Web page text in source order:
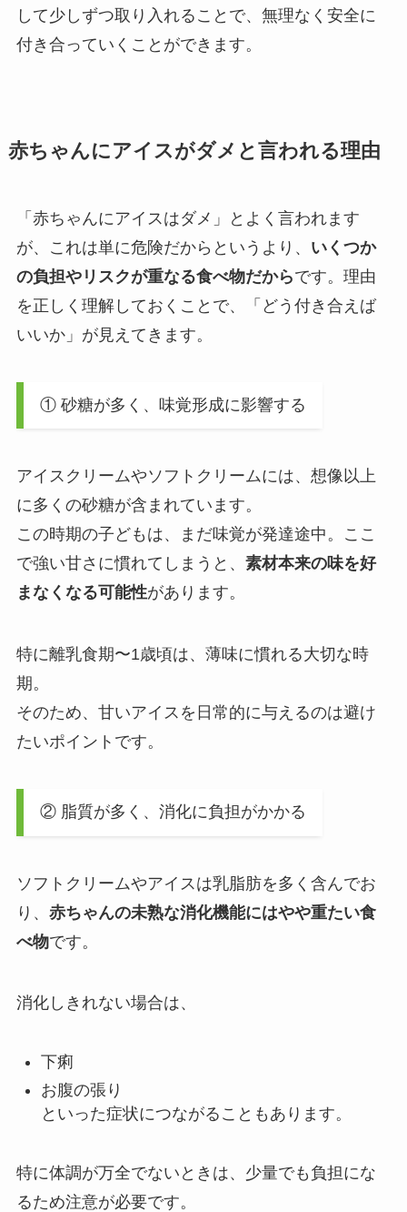
して少しずつ取り入れることで、無理なく安全に
付き合っていくことができます。
赤ちゃんにアイスがダメと言われる理由
「赤ちゃんにアイスはダメ」とよく言われます
が、これは単に危険だからというより、 いくつか
の負担やリスクが重なる食べ物だからです。理由
を正しく理解しておくことで、「どう付き合えば
いいか」が見えてきます。
① 砂糖が多く、味覚形成に影響する
アイスクリームやソフトクリームには、想像以上
に多くの砂糖が含まれています。
この時期の子どもは、まだ味覚が発達途中。ここ
で強い甘さに慣れてしまうと、 素材本来の味を好
まなくなる可能性があります。
特に離乳食期〜1歳頃は、薄味に慣れる大切な時
期。
そのため、甘いアイスを日常的に与えるのは避け
たいポイントです。
② 脂質が多く、消化に負担がかかる
ソフトクリームやアイスは乳脂肪を多く含んでお
り、 赤ちゃんの未熟な消化機能にはやや重たい食
べ物です。
消化しきれない場合は、
下痢
お腹の張り
といった症状につながることもあります。
特に体調が万全でないときは、少量でも負担にな
るため注意が必要です。